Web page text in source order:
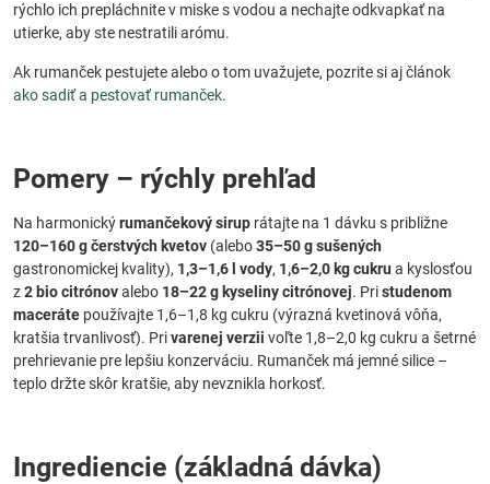
rýchlo ich prepláchnite v miske s vodou a nechajte odkvapkať na
utierke, aby ste nestratili arómu.
Ak rumanček pestujete alebo o tom uvažujete, pozrite si aj článok
ako sadiť a pestovať rumanček.
Pomery – rýchly prehľad
Na harmonickýrumančekový sirup rátajte na 1 dávku s približne
120–160 g čerstvých kvetov (alebo35–50 g sušených
gastronomickej kvality), 1,3–1,6 l vody, 1,6–2,0 kg cukru a kyslosťou
z2 bio citrónovalebo 18–22 g kyseliny citrónovej. Pristudenom
maceráte používajte 1,6–1,8 kg cukru (výrazná kvetinová vôňa,
kratšia trvanlivosť). Privarenej verzii voľte 1,8–2,0 kg cukru a šetrné
prehrievanie pre lepšiu konzerváciu. Rumanček má jemné silice –
teplo držte skôr kratšie, aby nevznikla horkosť.
Ingrediencie (základná dávka)